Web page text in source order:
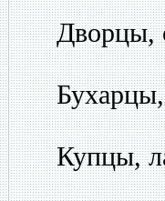
Дворцы,
Бухарцы,
Купцы,